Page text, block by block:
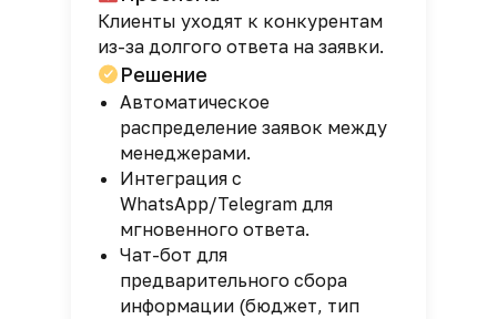
Клиенты уходят к конкурентам
из-за долгого ответа на заявки.
Решение
Автоматическое
распределение заявок между
менеджерами.
Интеграция с
WhatsApp/Telegram для
мгновенного ответа.
Чат-бот для
предварительного сбора
информации (бюджет, тип